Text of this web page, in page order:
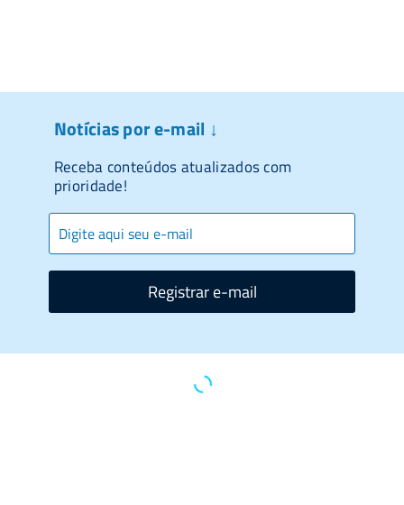
Notícias por e-mail ↓
Receba conteúdos atualizados com
prioridade!
Registrar e-mail